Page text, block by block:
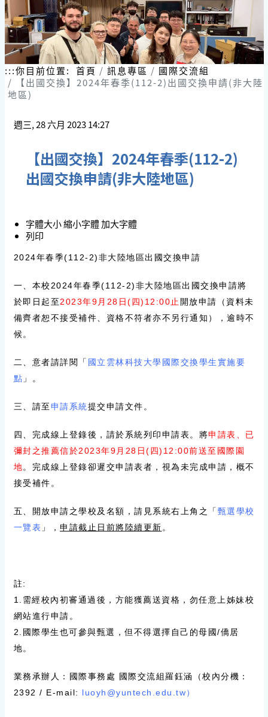
:::你目前位置: 首頁 訊息專區
國際交流組
【出國交換】2024年春季(112-2)出國交換申請(非大陸
地區)
週三, 28 六月 2023 14:27
【出國交換】2024年春季(112-2)
出國交換申請(非大陸地區)
字體大小縮小字體加大字體
列印
2024年春季(112-2)非大陸地區出國交換申請
一、本校2024年春季(112-2)非大陸地區出國交換申請將
於即日起至2023年9月28日(四)12:00止 開放申請（資料未
備齊者恕不接受補件、資格不符者亦不另行通知），逾時不
候。
二、意者請詳閱「 國立雲林科技大學國際交換學生實施要
點 」。
三、請至申請系統提交申請文件。
四、完成線上登錄後，請於系統列印申請表。將申請表、已
彌封之推薦信於2023年9月28日(四)12:00前送至國際園
地。完成線上登錄卻遲交申請表者，視為未完成申請，概不
接受補件。
五、開放申請之學校及名額，請見系統右上角之「 甄選學校
一覽表 」， 申請截止日前將陸續更新。
註:
1.需經校內初審通過後，方能獲薦送資格， 勿任意上姊妹校
網站進行申請。
2.國際學生也可參與甄選，但不得選擇自己的母國/僑居
地。
業務承辦人：國際事務處 國際交流組羅鈺涵（校內分機：
2392 / E-mail: luoyh@yuntech.edu.tw）